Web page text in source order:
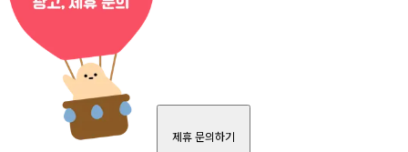
제휴 문의하기